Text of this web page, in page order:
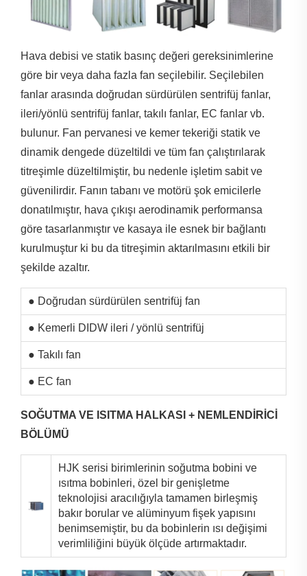
Hava debisi ve statik basınç değeri gereksinimlerine
göre bir veya daha fazla fan seçilebilir. Seçilebilen
fanlar arasında doğrudan sürdürülen sentrifüj fanlar,
ileri/yönlü sentrifüj fanlar, takılı fanlar, EC fanlar vb.
bulunur. Fan pervanesi ve kemer tekeriği statik ve
dinamik dengede düzeltildi ve tüm fan çalıştırılarak
titreşimle düzeltilmiştir, bu nedenle işletim sabit ve
güvenilirdir. Fanın tabanı ve motörü şok emicilerle
donatılmıştır, hava çıkışı aerodinamik performansa
göre tasarlanmıştır ve kasaya ile esnek bir bağlantı
kurulmuştur ki bu da titreşimin aktarılmasını etkili bir
şekilde azaltır.
● Doğrudan sürdürülen sentrifüj fan
● Kemerli DIDW ileri / yönlü sentrifüj
● Takılı fan
● EC fan
SOĞUTMA VE ISITMA HALKASI + NEMLENDİRİCİ
BÖLÜMÜ
HJK serisi birimlerinin soğutma bobini ve
ısıtma bobinleri, özel bir genişletme
teknolojisi aracılığıyla tamamen birleşmiş
bakır borular ve alüminyum fişek yapısını
benimsemiştir, bu da bobinlerin ısı değişimi
verimliliğini büyük ölçüde artırmaktadır.